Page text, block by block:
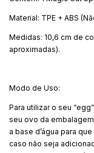
Material: TPE + ABS
Medidas: 10,6 cm de
aproximadas).
Modo de Uso:
Para utilizar o seu
seu ovo da
a base d’água para
caso não seja